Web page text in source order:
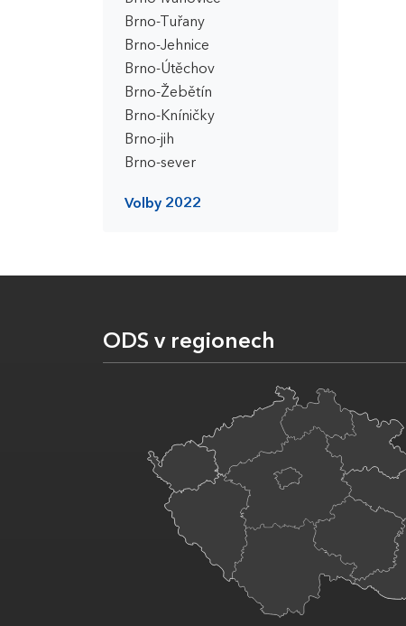
Brno-Tuřany
Brno-Jehnice
Brno-Útěchov
Brno-Žebětín
Brno-Kníničky
Brno-jih
Brno-sever
Volby 2022
ODS v regionech